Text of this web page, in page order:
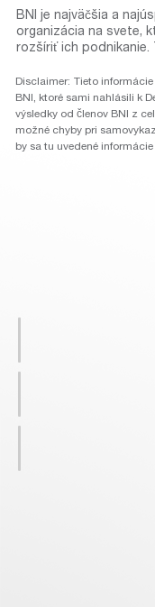
BNI je najväčšia a
organizácia na svete,
rozšíriť ich podnikanie.
Disclaimer: Tieto
BNI, ktoré sami nahlásili k
výsledky od členov BNI z
možné chyby pri
by sa tu uvedené